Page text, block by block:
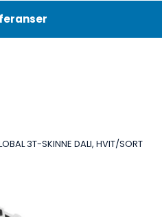
3T-SKINNE DALI, HVIT/SORT